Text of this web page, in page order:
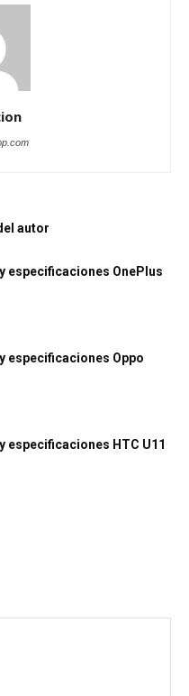
autor
especificaciones OnePlus
especificaciones Oppo
especificaciones HTC U11